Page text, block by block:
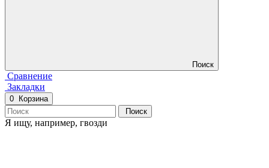
Поиск
Сравнение
Закладки
0
Корзина
Поиск
Я ищу, например, гвозди